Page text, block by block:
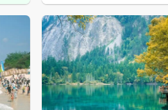
to
wishlist